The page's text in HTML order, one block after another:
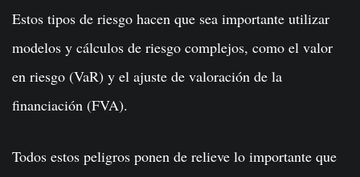
Estos tipos de riesgo hacen que sea importante utilizar
modelos y cálculos de riesgo complejos, como el valor
en riesgo (VaR) y el ajuste de valoración de la
financiación (FVA).
Todos estos peligros ponen de relieve lo importante que